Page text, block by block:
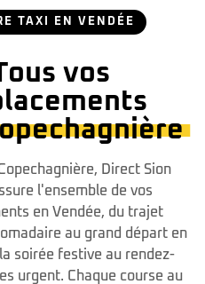
TAXI EN VENDÉE
vos
Direct Sion
l'ensemble de vos
en Vendée, du trajet
au grand départ en
soirée festive au rendez-
urgent. Chaque course au